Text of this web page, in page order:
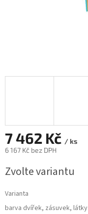
7 462 Kč / ks
6 167 Kč bez DPH
cena:
Zvolte variantu
Varianta
barva dvířek, zásuvek, látky